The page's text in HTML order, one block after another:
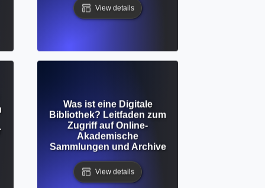
View details
Was ist eine Digitale
Bibliothek? Leitfaden zum
Zugriff auf Online-
Akademische
Sammlungen und Archive
View details